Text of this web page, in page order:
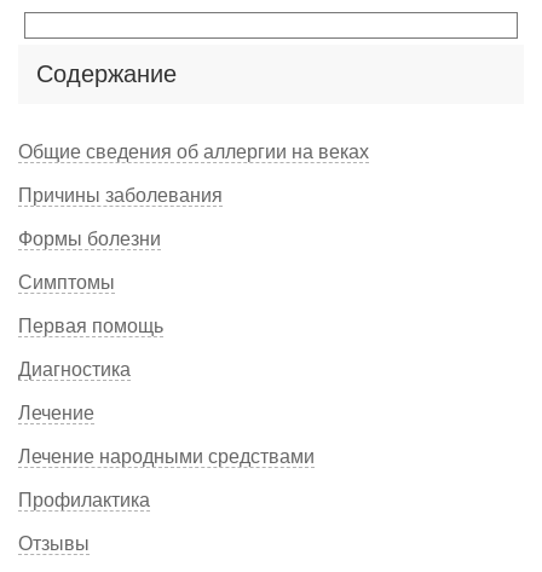
Содержание
Общие сведения об аллергии на веках
Причины заболевания
Формы болезни
Симптомы
Первая помощь
Диагностика
Лечение
Лечение народными средствами
Профилактика
Отзывы